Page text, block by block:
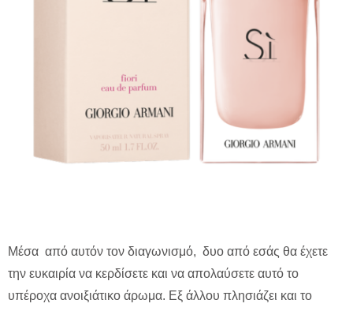
Μέσα από αυτόν τον διαγωνισμό, δυο από εσάς θα έχετε
την ευκαιρία να κερδίσετε και να απολαύσετε αυτό το
υπέροχα ανοιξιάτικο άρωμα. Εξ άλλου πλησιάζει και το